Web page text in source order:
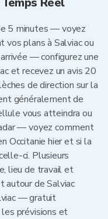
5 minutes — voyez
vos plans à Salviac ou
— configurez une
et recevez un avis 20
de direction sur la
généralement de
vous atteindra ou
— voyez comment
Occitanie hier et si la
ci. Plusieurs
lieu de travail et
autour de Salviac
— gratuit
prévisions et